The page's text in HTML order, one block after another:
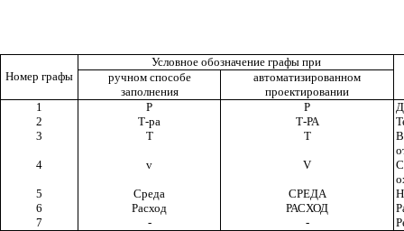
Номер графы
Условное обозначение графы при
ручном способе
заполнения
автоматизированном
проектировании
1
Р Р
2
Т-ра Т-РА
3
Т Т
4
v V
5
Среда СРЕДА
6
Расход РАСХОД
7
- -